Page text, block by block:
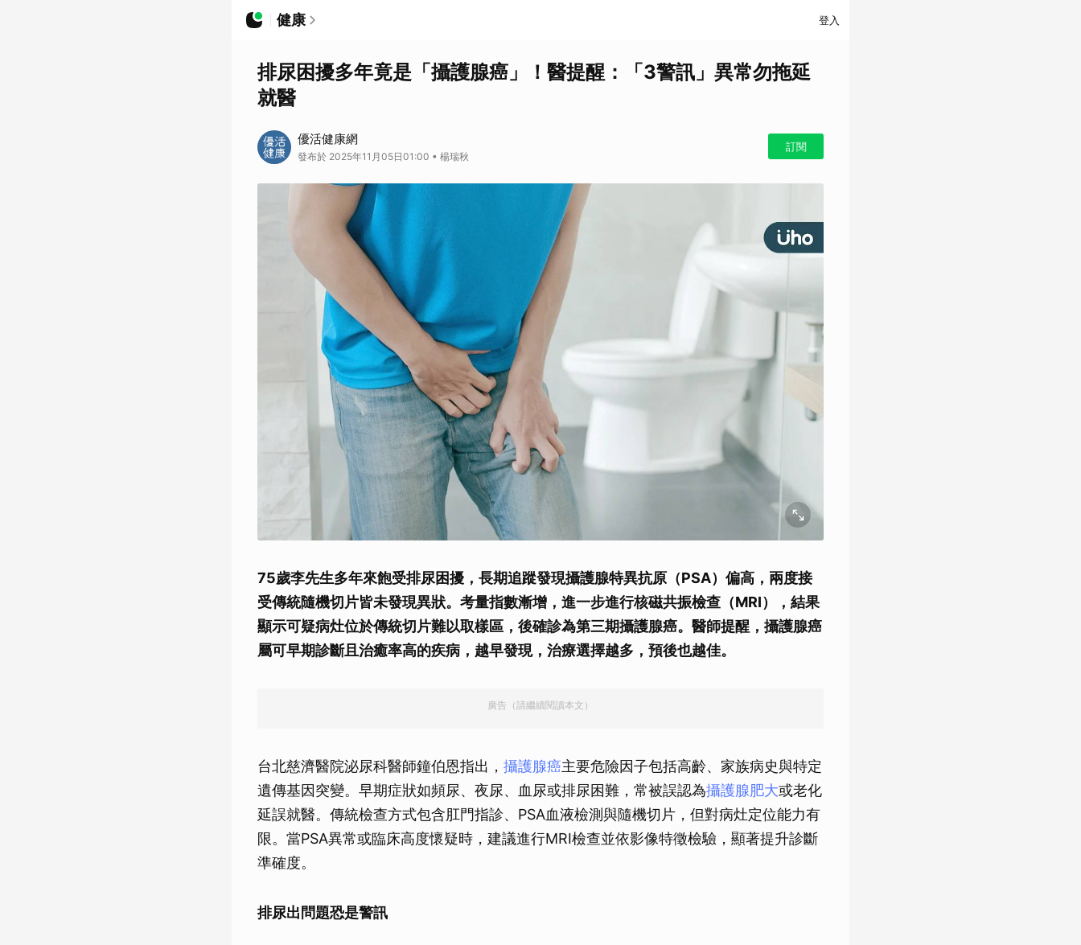
健康 登入
排尿困擾多年竟是「攝護腺癌」！醫提醒：「3警訊」異常勿拖延
就醫
優活健康網
發布於 2025年11月05日01:00 • 楊瑞秋
訂閱
75歲李先生多年來飽受排尿困擾，長期追蹤發現攝護腺特異抗原（PSA）偏高，兩度接
受傳統隨機切片皆未發現異狀。考量指數漸增，進一步進行核磁共振檢查（MRI），結果
顯示可疑病灶位於傳統切片難以取樣區，後確診為第三期攝護腺癌。醫師提醒，攝護腺癌
屬可早期診斷且治癒率高的疾病，越早發現，治療選擇越多，預後也越佳。
廣告（請繼續閱讀本文）
台北慈濟醫院泌尿科醫師鐘伯恩指出， 攝護腺癌主要危險因子包括高齡、家族病史與特定
遺傳基因突變。早期症狀如頻尿、夜尿、血尿或排尿困難，常被誤認為攝護腺肥大或老化
延誤就醫。傳統檢查方式包含肛門指診、PSA血液檢測與隨機切片，但對病灶定位能力有
限。當PSA異常或臨床高度懷疑時，建議進行MRI檢查並依影像特徵檢驗，顯著提升診斷
準確度。
排尿出問題恐是警訊